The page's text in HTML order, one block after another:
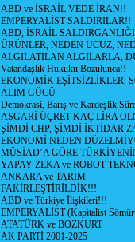
ABD ve İSRAİL VEDE İRAN!!
EMPERYALİST SALDIRILAR!!
ABD, İSRAİL SALDIRGANLIĞI
ÜRÜNLER, NEDEN UCUZ,
ALGILATILAN ALGILARLA,
Vatandaşlık Hukuku Bozulunca!!
EKONOMİK EŞİTSİZLİKLER,
ALIM GÜCÜ
Demokrasi, Barış ve Kardeşlik
ASGARİ ÜÇRET KAÇ LİRA
ŞİMDİ CHP, ŞİMDİ İKTİDAR
EKONOMİ NEDEN
MÜSİAD’A GÖRE
YAPAY ZEKA ve ROBOT
ANKARA ve TARIM
FAKİRLEŞTİRİLDİK!!!
ABD ve Türkiye İlişkileri!!!
EMPERYALİST (Kapitalist
ATATÜRK ve BOZKURT
AK PARTİ 2001-2025